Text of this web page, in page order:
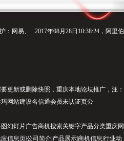
：网易、 2017年08月28日10:38:24，阿里伯
更新或删除快照，重庆本地论坛推广，注：
网站建设名信通会员未认证页公
幻灯片广告商机搜索关键字产品分类重庆网
息页|公司简介|产品展示|商机信息|行业动